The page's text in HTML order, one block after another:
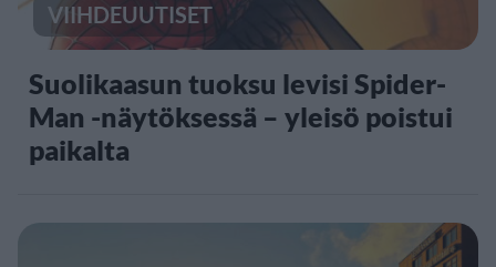
VIIHDEUUTISET
Suolikaasun tuoksu levisi Spider-
Man -näytöksessä – yleisö poistui
paikalta